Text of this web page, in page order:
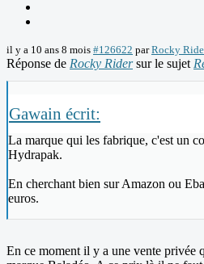
il y a 10 ans 8 mois #126622 parRocky
Réponse de Rocky Ridersur le sujet
Gawain écrit:
La marque qui les fabrique, c'est un
Hydrapak.
En cherchant bien sur Amazon ou
euros.
En ce moment il y a une vente privée